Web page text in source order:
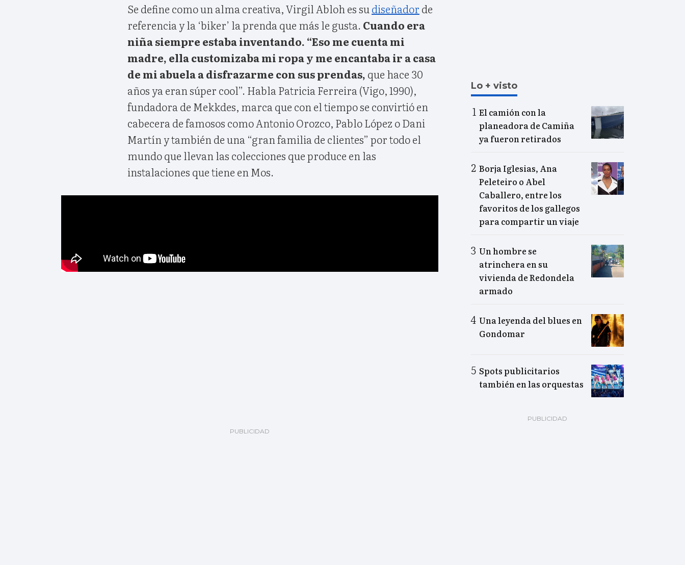
Se define como un alma creativa, Virgil Abloh es su diseñador de
referencia y la ‘biker’ la prenda que más le gusta. Cuando era
niña siempre estaba inventando. “Eso me cuenta mi
madre, ella customizaba mi ropa y me encantaba ir a casa
de mi abuela a disfrazarme con sus prendas, que hace 30
años ya eran súper cool”. Habla Patricia Ferreira (Vigo, 1990),
fundadora de Mekkdes, marca que con el tiempo se convirtió en
cabecera de famosos como Antonio Orozco, Pablo López o Dani
Martín y también de una “gran familia de clientes” por todo el
mundo que llevan las colecciones que produce en las
instalaciones que tiene en Mos.
Lo + visto
El camión con la
planeadora de Camiña
ya fueron retirados
Borja Iglesias, Ana
Peleteiro o Abel
Caballero, entre los
favoritos de los gallegos
para compartir un viaje
Un hombre se
atrinchera en su
vivienda de Redondela
armado
Una leyenda del blues en
Gondomar
Spots publicitarios
también en las orquestas